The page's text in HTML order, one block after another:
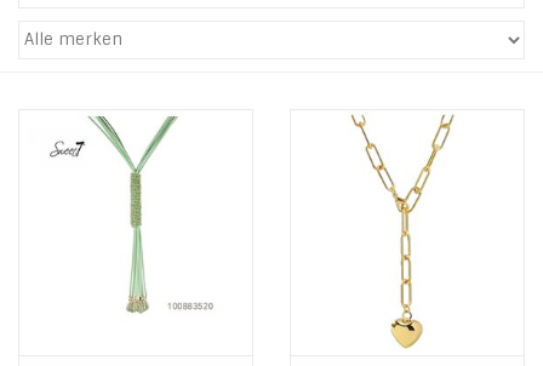
Zonnebrillen
ON THE BEACH